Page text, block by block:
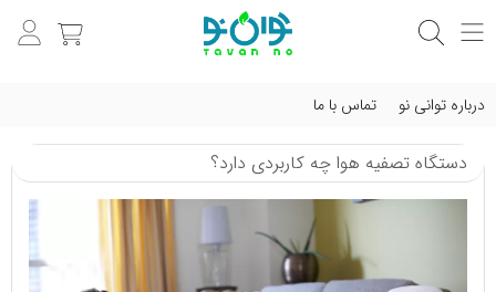
درباره توانی نو تماس با ما
دستگاه تصفیه هوا چه کاربردی دارد؟